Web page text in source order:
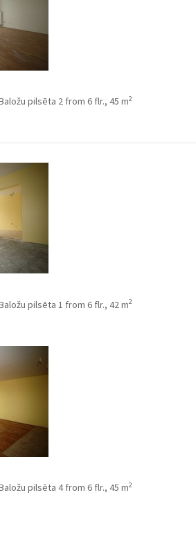
pilsēta 2 from 6 flr., 45 m2
pilsēta 1 from 6 flr., 42 m2
pilsēta 4 from 6 flr., 45 m2